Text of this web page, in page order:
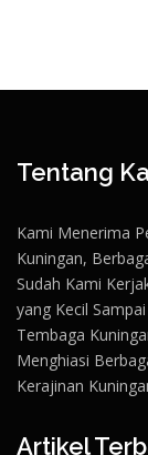
Tentang
Kami Menerima
Kuningan,
Sudah Kami
yang Kecil
Tembaga
Menghiasi
Kerajinan
Artikel